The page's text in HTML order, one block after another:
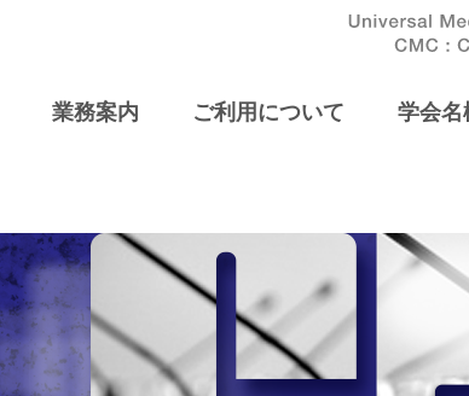
業務案内 ご利用について 学会名